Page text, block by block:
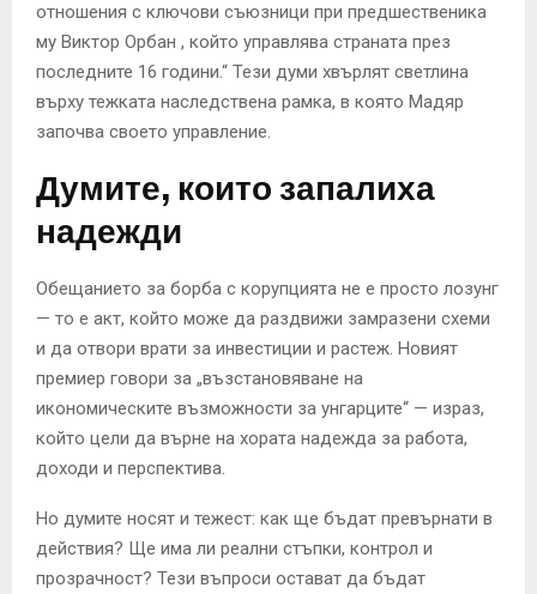
отношения с ключови съюзници при предшественика
му Виктор Орбан , който управлява страната през
последните 16 години.“ Тези думи хвърлят светлина
върху тежката наследствена рамка, в която Мадяр
започва своето управление.
Думите, които запалиха
надежди
Обещанието за борба с корупцията не е просто лозунг
— то е акт, който може да раздвижи замразени схеми
и да отвори врати за инвестиции и растеж. Новият
премиер говори за „възстановяване на
икономическите възможности за унгарците“ — израз,
който цели да върне на хората надежда за работа,
доходи и перспектива.
Но думите носят и тежест: как ще бъдат превърнати в
действия? Ще има ли реални стъпки, контрол и
прозрачност? Тези въпроси остават да бъдат